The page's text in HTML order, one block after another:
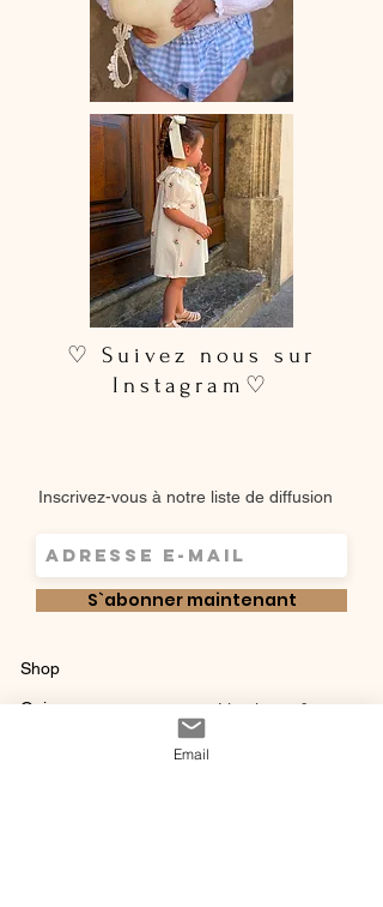
♡ Suivez nous sur
Instagram♡
Inscrivez-vous à notre liste de diffusion
S`abonner maintenant
Shop
Qui sommes-
instagram
Livraisons & retours
Email